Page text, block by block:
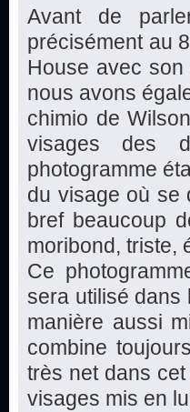
Avant de
précisément au
House avec
nous avons
chimio de
visages des
photogramme
du visage où se
bref beaucoup
moribond, triste,
Ce
sera utilisé dans
manière aussi
combine
très net dans
visages mis en